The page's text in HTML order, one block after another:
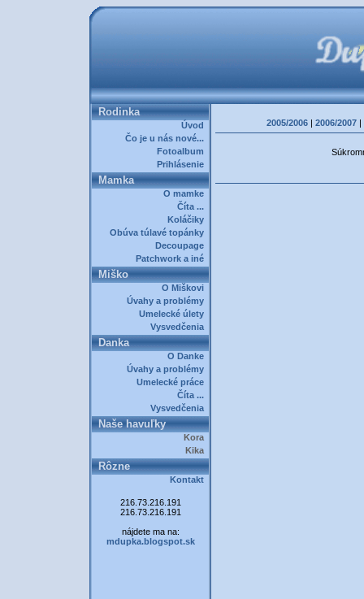
Rodinka
Úvod
Čo je u nás nové...
Fotoalbum
Prihlásenie
Mamka
O mamke
Číta ...
Koláčiky
Obúva túlavé topánky
Decoupage
Patchwork a iné
Miško
O Miškovi
Úvahy a problémy
Umelecké úlety
Vysvedčenia
Danka
O Danke
Úvahy a problémy
Umelecké práce
Číta ...
Vysvedčenia
Naše havuľky
Kora
Kika
Rôzne
Kontakt
216.73.216.191
216.73.216.191
nájdete ma na:
mdupka.blogspot.sk
2005/2006 | 2006/2007 |